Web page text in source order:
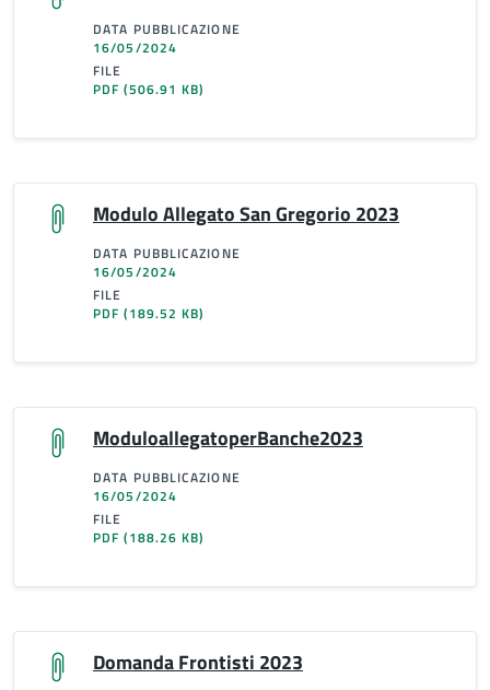
DATA PUBBLICAZIONE
16/05/2024
FILE
PDF(506.91 KB)
Modulo Allegato San Gregorio 2023
DATA PUBBLICAZIONE
16/05/2024
FILE
PDF(189.52 KB)
ModuloallegatoperBanche2023
DATA PUBBLICAZIONE
16/05/2024
FILE
PDF(188.26 KB)
Domanda Frontisti 2023